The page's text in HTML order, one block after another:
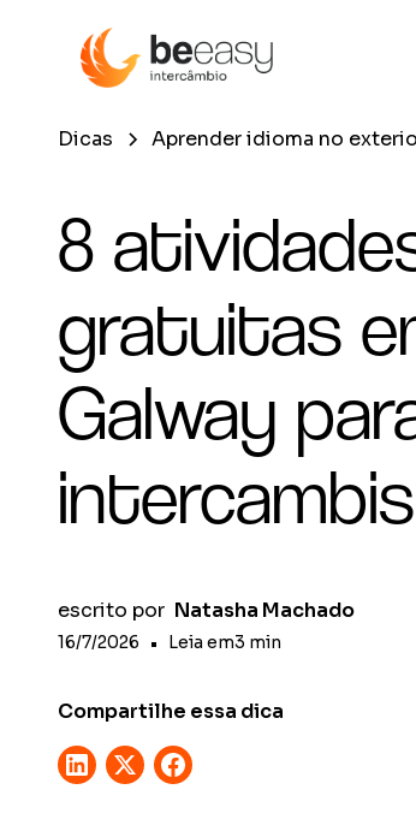
Dicas Aprender idioma no
8
gratuitas
Galway
escrito por Natasha Machado
16/7/2026 • Leia em3 min
Compartilhe essa dica